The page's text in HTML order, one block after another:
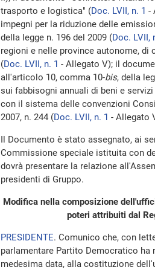
trasporto e logistica" (Doc. LVII, n. 1 -
impegni per la riduzione delle
della legge n. 196 del 2009 (Doc. LVII,
regioni e nelle province autonome, di
(Doc. LVII, n. 1 - Allegato V); il
all'articolo 10, comma 10-bis, della
sui fabbisogni annuali di beni e
con il sistema delle convenzioni
2007, n. 244 (Doc. LVII, n. 1 - Allegato
Il Documento è stato assegnato, ai
Commissione speciale istituita con
dovrà presentare la relazione
presidenti di Gruppo.
Modifica nella composizione
poteri attribuiti dal
PRESIDENTE. Comunico che, con
parlamentare Partito Democratico
medesima data, alla costituzione